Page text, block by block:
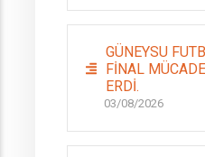
GÜNEYSU
FİNAL
ERDİ.
03/08/2026